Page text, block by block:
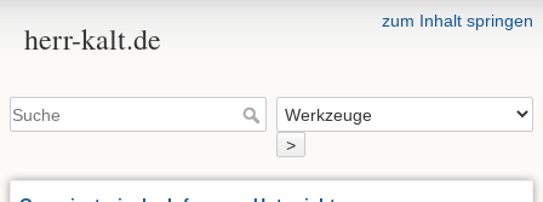
zum Inhalt springen
herr-kalt.de
>